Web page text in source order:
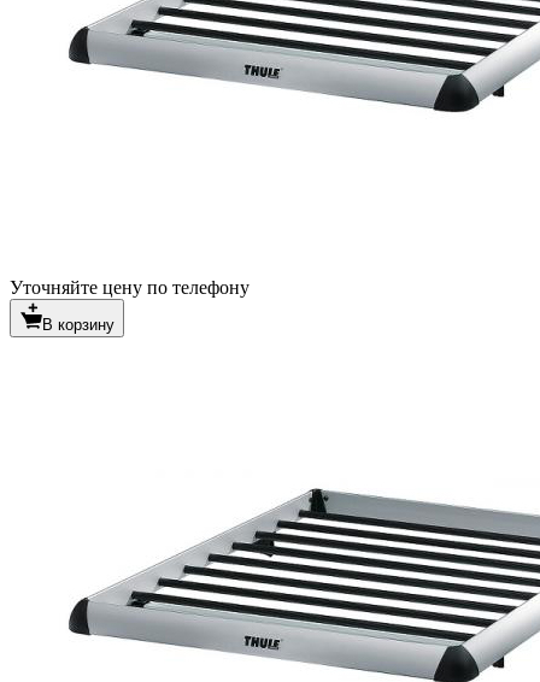
Уточняйте цену по телефону
В корзину